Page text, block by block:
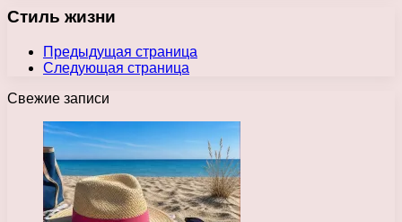
Стиль жизни
Предыдущая страница
Следующая страница
Свежие записи